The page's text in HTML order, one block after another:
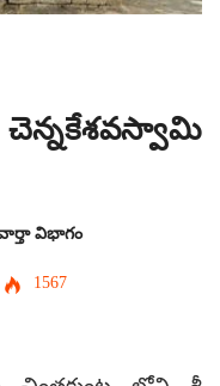
చెన్నకేశవస్వామి
విభాగం
1567